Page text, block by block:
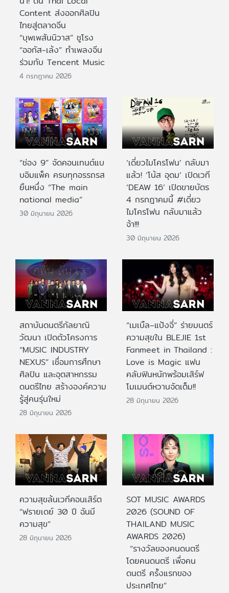
Content ส่งออกศิลปิน
ไทยสู่ตลาดจีน
“บุพเพสันนิวาส” ชูโรง
“ออกัส-เล้ง” ทำเพลงจีน
ร่วมกับ Tencent Music
4 กรกฎาคม 2026
“ช่อง 9” จัดคอนเทนต์แบ
บอิมแพ็ค ครบทุกอรรถรส
ยืนหนึ่ง “The main
national media”
30 มิถุนายน 2026
‘เดี่ยวไมโครโฟน’ กลับมา
แล้ว! ‘โน้ส อุดม’ เปิดเวที
‘DEAW 16’ เปิดขายบัตร
4 กรกฎาคมนี้ #เดี่ยว
ไมโครโฟน กลับมาแล้ว
จ้า!!!
30 มิถุนายน 2026
สถาบันดนตรีกัลยาณิ
วัฒนา เปิดตัวโครงการ
“MUSIC INDUSTRY
NEXUS” เชื่อมการศึกษา
ศิลปิน และอุตสาหกรรม
ดนตรีไทย สร้างองค์ความ
รู้สู่คนรุ่นใหม่
28 มิถุนายน 2026
“เมเบิ้ล–แป้งจี่” ร่ายมนตร์
ความสุขใน BLEJIE 1st
Fanmeet in Thailand :
Love is Magic แฟน
คลับฟินหนักพร้อมเสิร์ฟ
โมเมนต์หวานจัดเต็ม!!
28 มิถุนายน 2026
ความสุขล้นเวทีคอนเสิร์ต
“ฟรายเดย์ 30 ปี ฉันมี
ความสุข”
28 มิถุนายน 2026
SOT MUSIC AWARDS
2026 (SOUND OF
THAILAND MUSIC
AWARDS 2026)
“รางวัลของคนดนตรี
โดยคนดนตรี เพื่อคน
ดนตรี ครั้งแรกของ
ประเทศไทย”